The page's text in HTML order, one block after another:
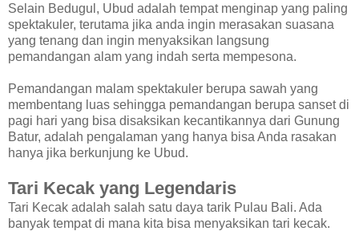
Selain Bedugul, Ubud adalah tempat menginap yang paling
spektakuler, terutama jika anda ingin merasakan suasana
yang tenang dan ingin menyaksikan langsung
pemandangan alam yang indah serta mempesona.
Pemandangan malam spektakuler berupa sawah yang
membentang luas sehingga pemandangan berupa sanset di
pagi hari yang bisa disaksikan kecantikannya dari Gunung
Batur, adalah pengalaman yang hanya bisa Anda rasakan
hanya jika berkunjung ke Ubud.
Tari Kecak yang Legendaris
Tari Kecak adalah salah satu daya tarik Pulau Bali. Ada
banyak tempat di mana kita bisa menyaksikan tari kecak.